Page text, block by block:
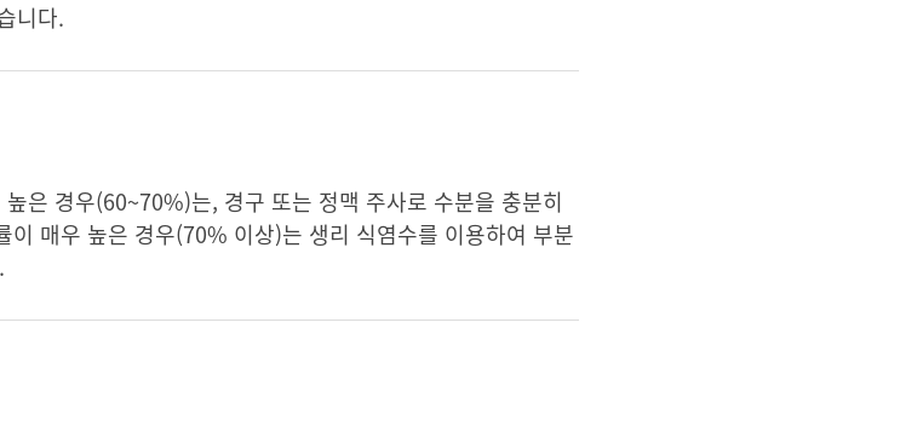
니다.
은 경우(60~70%)는, 경구 또는 정맥 주사로 수분을 충분히
매우 높은 경우(70% 이상)는 생리 식염수를 이용하여 부분